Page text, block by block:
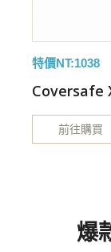
特價NT:1038
Coversafe
前往購買
爆